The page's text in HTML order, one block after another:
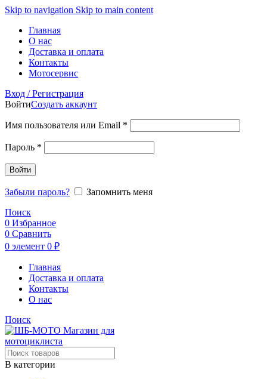
Skip to navigation Skip to main content
Главная
О нас
Доставка и оплата
Контакты
Мотосервис
Вход / Регистрация
ВойтиСоздать аккаунт
Имя пользователя или Email *
Пароль *
Войти
Забыли пароль?
Запомнить меня
Поиск
0 Избранное
0 Сравнить
0 элемент 0 ₽
Главная
Доставка и оплата
Контакты
О нас
Поиск
В категории